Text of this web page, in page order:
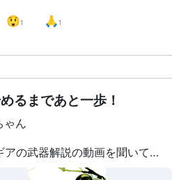
の知見を参考にしながら、クオリ
一人称「あーし」の陽キャギャル
かく慰められたい褒められたい
れたいとき：一人称「わたし」の
お姉さん系近所の専業主婦 ③意
ない不安に囚われた時、すぐに気
😲1 🙏1
るまであと一歩！
ゃん
メタルギアの武器解説の動画を聞いて寝落ちする日々